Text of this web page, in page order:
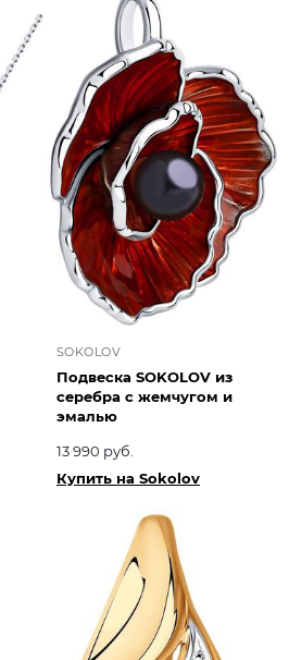
SOKOLOV
Подвеска SOKOLOV из
серебра с жемчугом и
эмалью
13 990 руб.
Купить на Sokolov